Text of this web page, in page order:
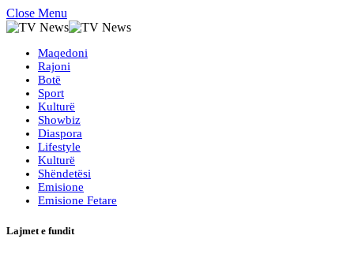
Close Menu
Maqedoni
Rajoni
Botë
Sport
Kulturë
Showbiz
Diaspora
Lifestyle
Kulturë
Shëndetësi
Emisione
Emisione Fetare
Lajmet e fundit